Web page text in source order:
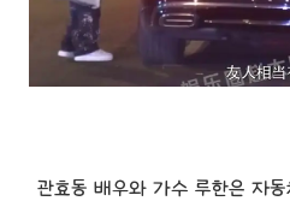
관효동 배우와 가수 루한은 자